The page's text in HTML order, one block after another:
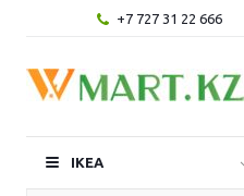
+7 727 31 22 666
IKEA